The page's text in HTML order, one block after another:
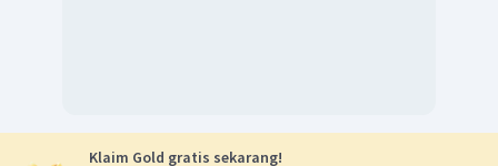
Klaim Gold gratis sekarang!